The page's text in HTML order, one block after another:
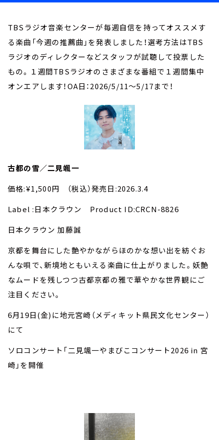
TBSラジオ音楽センターが毎週自信を持ってオススメす
る楽曲「今週の推薦曲」を発表しました！選考方法はTBS
ラジオのディレクターなどスタッフが試聴して投票した
もの。１週間TBSラジオのさまざまな番組で１週間集中
オンエアします！OA日：2026/5/11～5/17まで！
古都の雪／二見颯一
価格:¥1,500円 （税込）発売日:2026.3.4
Label :日本クラウン Product ID:CRCN-8826
日本クラウン 加藤誠
京都を舞台にした艶やかながらほのかな想い出を紡ぐお
んな唄で、新境地ともいえる楽曲に仕上がりました。妖艶
なムードを残しつつ古都京都の雅で華やかな世界観にご
注目ください。
6月19日(金)に地元宮崎（メディキット県民文化センター）
にて
ソロコンサート「二見颯一やまびこコンサート2026 in 宮
崎」を開催